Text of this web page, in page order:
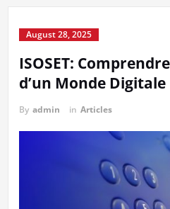
August 28, 2025
ISOSET:
d’un Monde Digitale
By admin in Articles